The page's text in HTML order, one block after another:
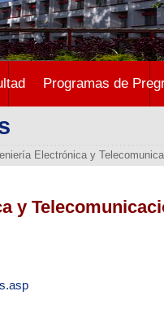
Programas de
Electrónica y
y